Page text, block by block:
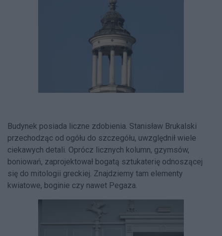
Budynek posiada liczne zdobienia. Stanisław Brukalski
przechodząc od ogółu do szczegółu, uwzględnił wiele
ciekawych detali. Oprócz licznych kolumn, gzymsów,
boniowań, zaprojektował bogatą sztukaterię odnoszącej
się do mitologii greckiej. Znajdziemy tam elementy
kwiatowe, boginie czy nawet Pegaza.